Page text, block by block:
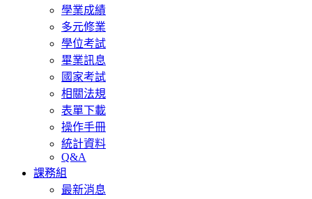
學業成績
多元修業
學位考試
畢業訊息
國家考試
相關法規
表單下載
操作手冊
統計資料
Q&A
課務組
最新消息